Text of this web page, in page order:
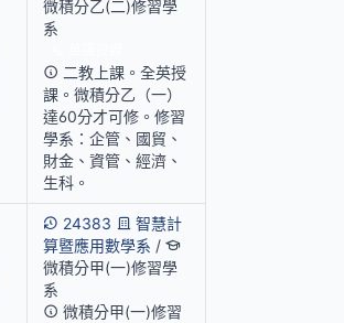
微積分乙(二)修習學
系
二教上課。全英授
課。微積分乙（一）
達60分才可修。修習
學系：企管、國貿、
財金、資管、經濟、
生科。
24383
智慧計
算暨應用數學系 /
微積分甲(一)修習學
系
微積分甲(一)修習